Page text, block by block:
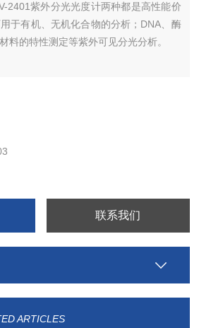
2401紫外分光光度计两种都是高性能价
于有机、无机化合物的分析；DNA、酶
料的特性测定等紫外可见分光分析。
联系我们
ARTICLES